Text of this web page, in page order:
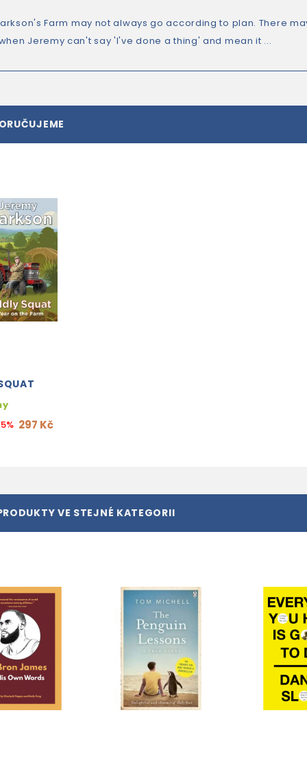
Farm may not always go according to plan. There
Jeremy can't say 'I've done a thing' and mean it ...
297 Kč
VE STEJNÉ KATEGORII